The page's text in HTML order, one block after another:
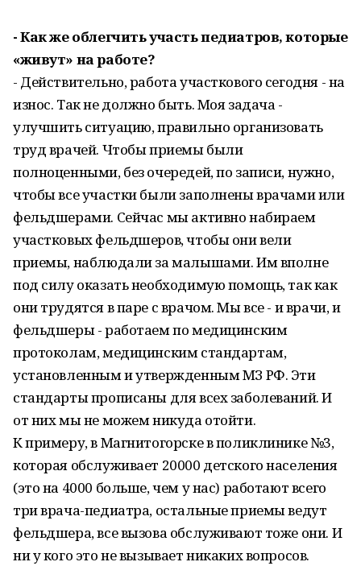
- Как же облегчить участь педиатров, которые
«живут» на работе?
- Действительно, работа участкового сегодня - на
износ. Так не должно быть. Моя задача -
улучшить ситуацию, правильно организовать
труд врачей. Чтобы приемы были
полноценными, без очередей, по записи, нужно,
чтобы все участки были заполнены врачами или
фельдшерами. Сейчас мы активно набираем
участковых фельдшеров, чтобы они вели
приемы, наблюдали за малышами. Им вполне
под силу оказать необходимую помощь, так как
они трудятся в паре с врачом. Мы все - и врачи, и
фельдшеры - работаем по медицинским
протоколам, медицинским стандартам,
установленным и утвержденным МЗ РФ. Эти
стандарты прописаны для всех заболеваний. И
от них мы не можем никуда отойти.
К примеру, в Магнитогорске в поликлинике №3,
которая обслуживает 20000 детского населения
(это на 4000 больше, чем у нас) работают всего
три врача-педиатра, остальные приемы ведут
фельдшера, все вызова обслуживают тоже они. И
ни у кого это не вызывает никаких вопросов.